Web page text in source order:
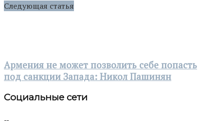
Следующая статья
Армения не может позволить себе попасть
под санкции Запада: Никол Пашинян
Социальные сети